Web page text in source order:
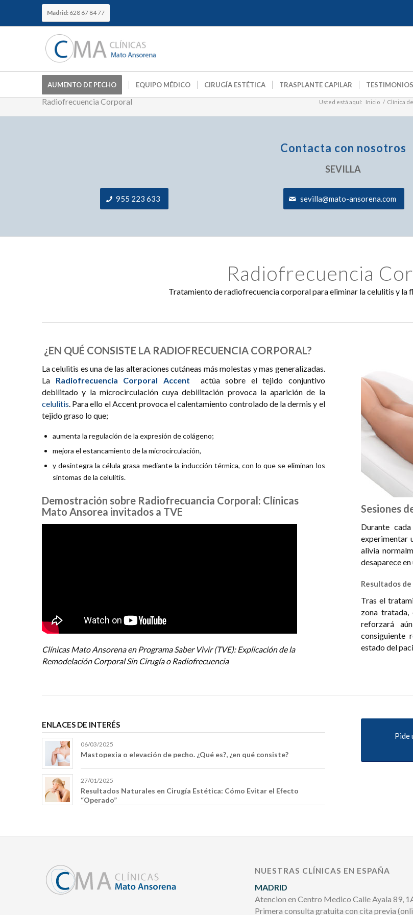
Madrid: 628 67 84 77
AUMENTO DE PECHO EQUIPO MÉDICO CIRUGÍA ESTÉTICA TRASPLANTE CAPILAR TESTIMONIOS
Radiofrecuencia Corporal Usted está aquí: Inicio / Clínica
Contacta con nosotros
SEVILLA
955 223 633 sevilla@mato-ansorena.com
Radiofrecuencia
Tratamiento de radiofrecuencia corporal para eliminar la celulitis y la
¿EN QUÉ CONSISTE LA RADIOFRECUENCIA CORPORAL?
La celulitis es una de las alteraciones cutáneas más molestas y mas generalizadas.
La Radiofrecuencia Corporal Accent
actúa sobre el tejido conjuntivo
debilitado y la microcirculación cuya debilitación provoca la aparición de la
celulitis. Para ello el Accent provoca el calentamiento controlado de la dermis y el
tejido graso lo que;
aumenta la regulación de la expresión de colágeno;
mejora el estancamiento de la microcirculación,
y desintegra la célula grasa mediante la inducción térmica, con lo que se eliminan los
síntomas de la celulitis.
Demostración sobre Radiofrecuancia Corporal: Clínicas
Mato Ansorea invitados a TVE
Clínicas Mato Ansorena en Programa Saber Vivir (TVE): Explicación de la
Remodelación Corporal Sin Cirugía o Radiofrecuencia
Sesiones
Durante
experimentar
alivia
desaparece en
Resultados
Tras el
zona
reforzará
consiguiente
estado del
ENLACES DE INTERÉS
06/03/2025
Mastopexia o elevación de pecho. ¿Qué es?, ¿en qué consiste?
27/01/2025
Resultados Naturales en Cirugía Estética: Cómo Evitar el Efecto
“Operado”
Pide
NUESTRAS CLÍNICAS EN ESPAÑA
MADRID
Atencion en Centro Medico Calle Ayala 89,
Primera consulta gratuita con cita previa